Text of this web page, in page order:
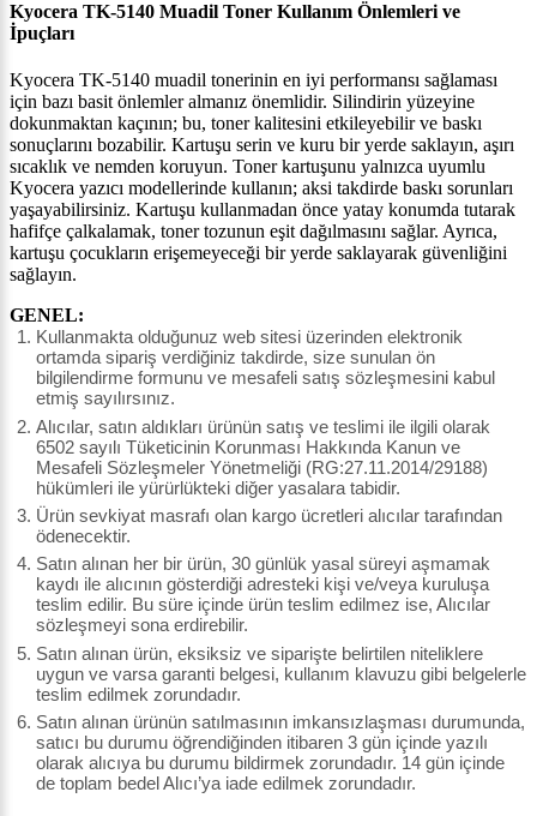
Kyocera TK-5140 Muadil Toner Kullanım Önlemleri ve
İpuçları
Kyocera TK-5140 muadil tonerinin en iyi performansı sağlaması
için bazı basit önlemler almanız önemlidir. Silindirin yüzeyine
dokunmaktan kaçının; bu, toner kalitesini etkileyebilir ve baskı
sonuçlarını bozabilir. Kartuşu serin ve kuru bir yerde saklayın, aşırı
sıcaklık ve nemden koruyun. Toner kartuşunu yalnızca uyumlu
Kyocera yazıcı modellerinde kullanın; aksi takdirde baskı sorunları
yaşayabilirsiniz. Kartuşu kullanmadan önce yatay konumda tutarak
hafifçe çalkalamak, toner tozunun eşit dağılmasını sağlar. Ayrıca,
kartuşu çocukların erişemeyeceği bir yerde saklayarak güvenliğini
sağlayın.
GENEL:
Kullanmakta olduğunuz web sitesi üzerinden elektronik
ortamda sipariş verdiğiniz takdirde, size sunulan ön
bilgilendirme formunu ve mesafeli satış sözleşmesini kabul
etmiş sayılırsınız.
Alıcılar, satın aldıkları ürünün satış ve teslimi ile ilgili olarak
6502 sayılı Tüketicinin Korunması Hakkında Kanun ve
Mesafeli Sözleşmeler Yönetmeliği (RG:27.11.2014/29188)
hükümleri ile yürürlükteki diğer yasalara tabidir.
Ürün sevkiyat masrafı olan kargo ücretleri alıcılar tarafından
ödenecektir.
Satın alınan her bir ürün, 30 günlük yasal süreyi aşmamak
kaydı ile alıcının gösterdiği adresteki kişi ve/veya kuruluşa
teslim edilir. Bu süre içinde ürün teslim edilmez ise, Alıcılar
sözleşmeyi sona erdirebilir.
Satın alınan ürün, eksiksiz ve siparişte belirtilen niteliklere
uygun ve varsa garanti belgesi, kullanım klavuzu gibi belgelerle
teslim edilmek zorundadır.
Satın alınan ürünün satılmasının imkansızlaşması durumunda,
satıcı bu durumu öğrendiğinden itibaren 3 gün içinde yazılı
olarak alıcıya bu durumu bildirmek zorundadır. 14 gün içinde
de toplam bedel Alıcı’ya iade edilmek zorundadır.